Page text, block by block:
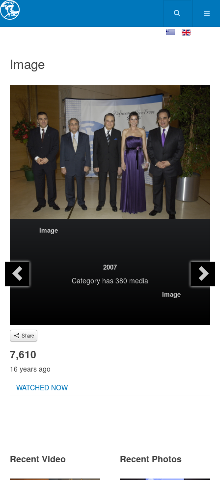
Image
Image
2007
Category has 380 media
Image
Share
7,610
16 years ago
WATCHED NOW
Recent Video Recent Photos